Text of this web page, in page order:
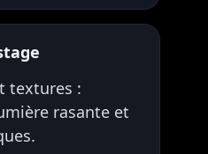
textures :
rasante et